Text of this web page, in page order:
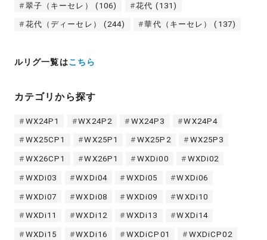
翠子（キーセレ） (106) 花代 (131)
花代（ディーセレ） (244) 華代（キーセレ） (137)
ルリグ一覧はこちら
カテゴリから探す
WX24P1 WX24P2 WX24P3 WX24P4
WX25CP1 WX25P1 WX25P2 WX25P3
WX26CP1 WX26P1 WXDi00 WXDi02
WXDi03 WXDi04 WXDi05 WXDi06
WXDi07 WXDi08 WXDi09 WXDi10
WXDi11 WXDi12 WXDi13 WXDi14
WXDi15 WXDi16 WXDiCP01 WXDiCP02